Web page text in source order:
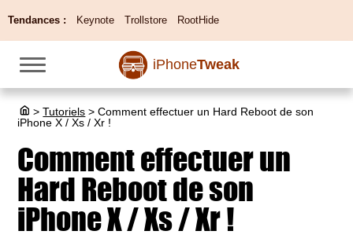
Tendances : Keynote Trollstore RootHide
iPhoneTweak
> Tutoriels > Comment effectuer un Hard Reboot de son
iPhone X / Xs / Xr !
Comment effectuer un
Hard Reboot de son
iPhone X / Xs / Xr !